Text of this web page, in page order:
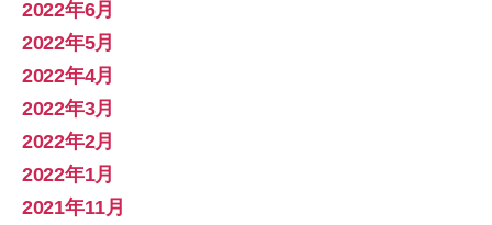
2022年6月
2022年5月
2022年4月
2022年3月
2022年2月
2022年1月
2021年11月